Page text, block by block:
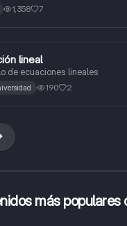
1,358 7
lineal
de ecuaciones lineales
190 2
más populares